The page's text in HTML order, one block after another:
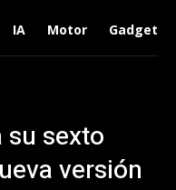
IA Motor Gadgets
su sexto
versión